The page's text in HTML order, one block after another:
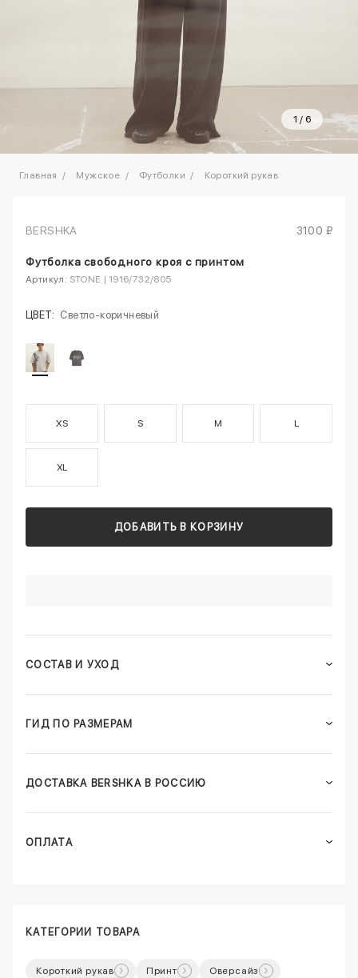
1 / 6
Главная Мужское Футболки Короткий рукав
BERSHKA 3100 ₽
Футболка свободного кроя с принтом
Артикул: STONE | 1916/732/805
ЦВЕТ: Светло-коричневый
XS S M L
XL
ДОБАВИТЬ В КОРЗИНУ
СОСТАВ И УХОД
ГИД ПО РАЗМЕРАМ
ДОСТАВКА BERSHKA В РОССИЮ
ОПЛАТА
КАТЕГОРИИ ТОВАРА
Короткий рукав Принт Оверсайз